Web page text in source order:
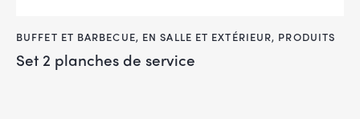
BUFFET ET BARBECUE, EN SALLE ET EXTÉRIEUR, PRODUITS
Set 2 planches de service